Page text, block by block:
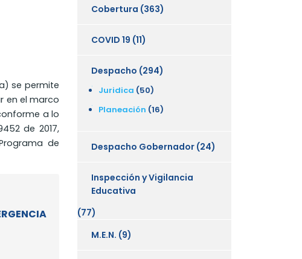
se permite
en el marco
a lo
de 2017,
de
Cobertura (363)
COVID 19 (11)
Despacho (294)
Juridica (50)
Planeación (16)
Despacho Gobernador (24)
Inspección y Vigilancia
Educativa
(77)
M.E.N. (9)